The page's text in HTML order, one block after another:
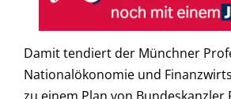
Damit tendiert der Münchner
Nationalökonomie und